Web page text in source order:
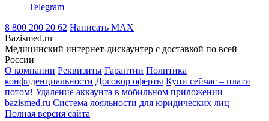
Telegram
8 800 200 20 62 Написать MAX
Bazismed.ru
Медицинский интернет-дискаунтер с доставкой по всей
России
О компании Реквизиты Гарантии Политика
конфиденциальности Договор оферты Купи сейчас – плати
потом! Удаление аккаунта в мобильном приложении
bazismed.ru Система лояльности для юридических лиц
Полная версия сайта